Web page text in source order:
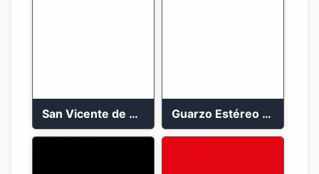
San Vicente de Chucuri 91.2 FM Guarzo Estéreo 24/7